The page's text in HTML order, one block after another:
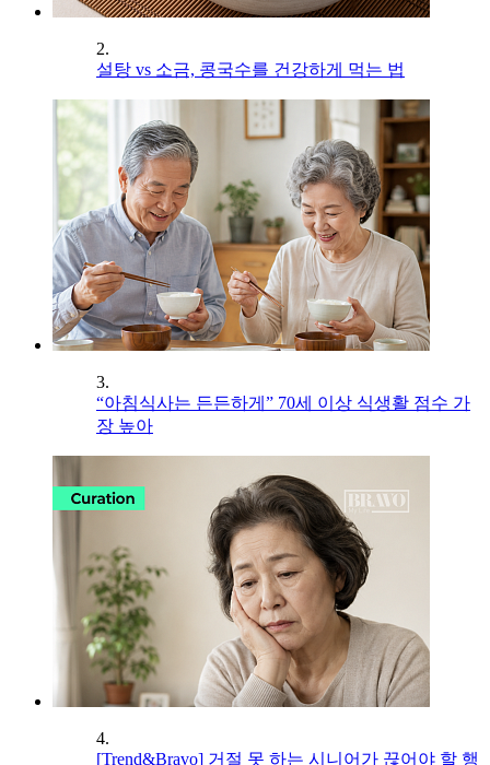
2.
설탕 vs 소금, 콩국수를 건강하게 먹는 법
3.
“아침식사는 든든하게” 70세 이상 식생활 점수 가
장 높아
4.
[Trend&Bravo] 거절 못 하는 시니어가 끊어야 할 행